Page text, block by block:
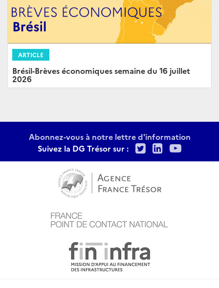
ARTICLE
Brésil-Brèves économiques semaine du 16 juillet
2026
Abonnez-vous à notre lettre d'information
Suivez la DG Trésor sur :
TwitterLinkedIn